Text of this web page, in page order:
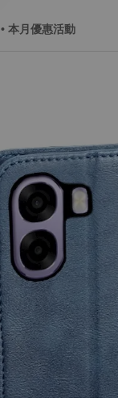
• 本月優惠活動